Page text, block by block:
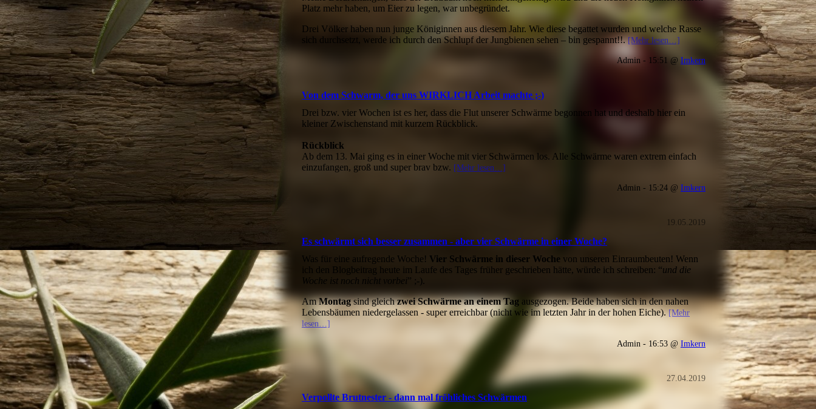
Platz mehr haben, um Eier zu legen, war unbegründet.
Drei Völker haben nun junge Königinnen aus diesem Jahr. Wie diese begattet wurden und welche Rasse
sich durchsetzt, werde ich durch den Schlupf der Jungbienen sehen – bin gespannt!!.[Mehr lesen…]
Admin - 15:51 @ Imkern
Von dem Schwarm, der uns WIRKLICH Arbeit machte ;-)
Drei bzw. vier Wochen ist es her, dass die Flut unserer Schwärme begonnen hat und deshalb hier ein
kleiner Zwischenstand mit kurzem Rückblick.
Rückblick
Ab dem 13. Mai ging es in einer Woche mit vier Schwärmen los. Alle Schwärme waren extrem einfach
einzufangen, groß und super brav bzw. [Mehr lesen…]
Admin - 15:24 @ Imkern
19.05.2019
Es schwärmt sich besser zusammen - aber vier Schwärme in einer Woche?
Was für eine aufregende Woche! Vier Schwärme in dieser Woche von unseren Einraumbeuten! Wenn
ich den Blogbeitrag heute im Laufe des Tages früher geschrieben hätte, würde ich schreiben: “und die
Woche ist noch nicht vorbei” ;-).
AmMontagsind gleichzwei Schwärme an einem Tag ausgezogen. Beide haben sich in den nahen
Lebensbäumen niedergelassen - super erreichbar (nicht wie im letzten Jahr in der hohen Eiche).[Mehr
lesen…]
Admin - 16:53 @ Imkern
27.04.2019
Verpollte Brutnester - dann mal fröhliches Schwärmen